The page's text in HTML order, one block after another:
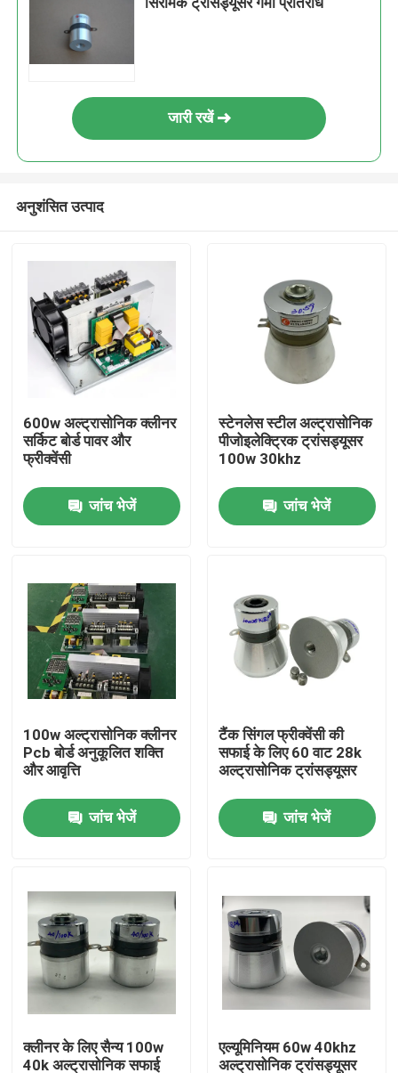
उत्पादों
हमारे बारे में
कारखाना भ्रमण
गुणवत्ता नियंत्रण
संपर्क करें
एक उद्धरण का अनुरोध करें
अल्ट्रासोनिक सफाई ट्रांसड्यूसर
उच्च शक्ति अल्ट्रासोनिक transducer
बहु आवृत्ति अल्ट्रासोनिक ट्रांसड्यूसर
जारी रखें
अनुशंसित उत्पाद
600w अल्ट्रासोनिक क्लीनर
सर्किट बोर्ड पावर और
फ्रीक्वेंसी
जांच भेजें
स्टेनलेस स्टील अल्ट्रासोनिक
पीजोइलेक्ट्रिक ट्रांसड्यूसर
100w 30khz
जांच भेजें
100w अल्ट्रासोनिक क्लीनर
Pcb बोर्ड अनुकूलित शक्ति
और आवृत्ति
जांच भेजें
टैंक सिंगल फ्रीक्वेंसी की
सफाई के लिए 60 वाट 28k
अल्ट्रासोनिक ट्रांसड्यूसर
जांच भेजें
क्लीनर के लिए सैन्य 100w
40k अल्ट्रासोनिक सफाई
एल्यूमिनियम 60w 40khz
अल्ट्रासोनिक ट्रांसड्यूसर